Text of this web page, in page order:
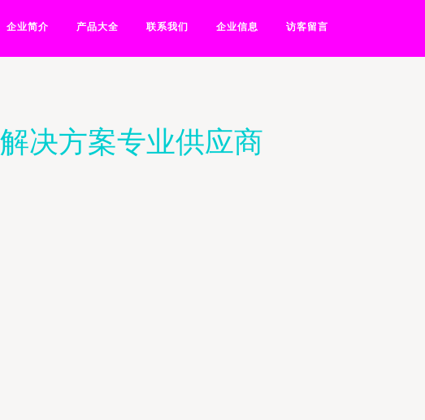
企业简介 产品大全 联系我们 企业信息 访客留言
决方案专业供应商